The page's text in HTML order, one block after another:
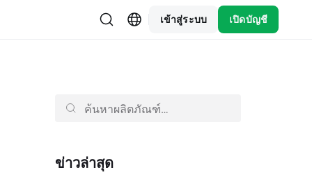
เข้าสู่ระบบ เปิดบัญชี
ข่าวล่าสุด